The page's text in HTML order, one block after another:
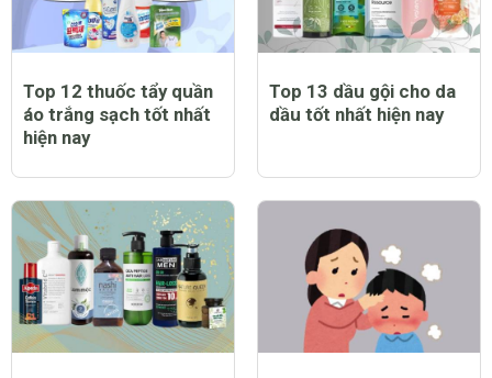
Top 12 thuốc tẩy quần
áo trắng sạch tốt nhất
hiện nay
Top 13 dầu gội cho da
dầu tốt nhất hiện nay